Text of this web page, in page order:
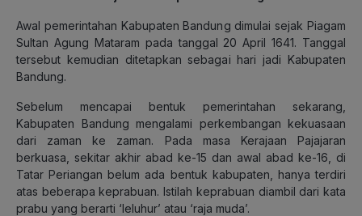
Awal pemerintahan Kabupaten Bandung dimulai sejak Piagam
Sultan Agung Mataram pada tanggal 20 April 1641. Tanggal
tersebut kemudian ditetapkan sebagai hari jadi Kabupaten
Bandung.
Sebelum mencapai bentuk pemerintahan sekarang,
Kabupaten Bandung mengalami perkembangan kekuasaan
dari zaman ke zaman. Pada masa Kerajaan Pajajaran
berkuasa, sekitar akhir abad ke-15 dan awal abad ke-16, di
Tatar Periangan belum ada bentuk kabupaten, hanya terdiri
atas beberapa keprabuan. Istilah keprabuan diambil dari kata
prabu yang berarti ‘leluhur’ atau ‘raja muda’.